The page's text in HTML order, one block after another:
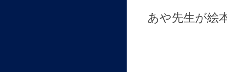
あや先生が絵